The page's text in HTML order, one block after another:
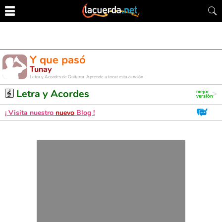
Y que pasó
Tunay
Letra y Acordes de Guitarra. Aprende a tocar esta canción
Letra y Acordes
¡ Visita nuestro nuevo Blog !